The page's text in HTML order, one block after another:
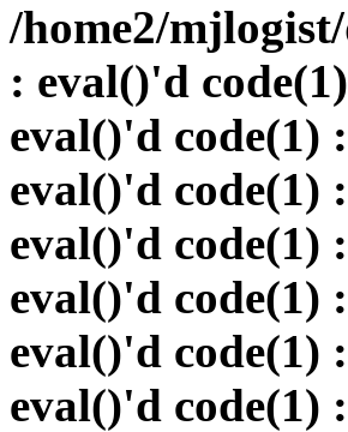
/home2/
: eval()'d
eval()'d code(1)
eval()'d code(1)
eval()'d code(1)
eval()'d code(1)
eval()'d code(1)
eval()'d code(1)